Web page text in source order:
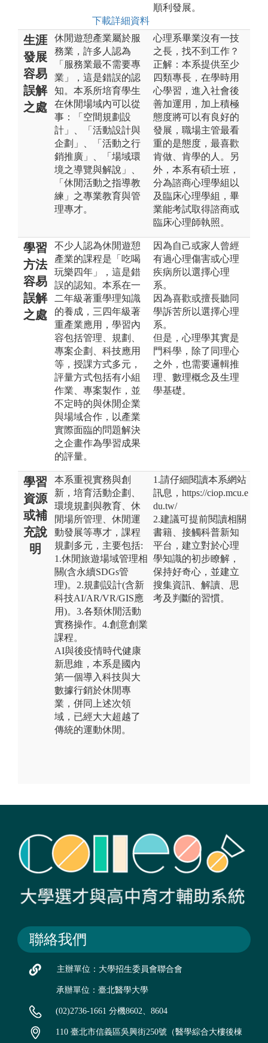
下載詳細資料
順利發展。
生涯
發展
容易
誤解
之處
休閒遊憩產業屬於服
務業，許多人認為
「服務業最不需要專
業」，這是錯誤的認
知。本系所培育學生
在休閒場域內可以從
事：「空間規劃設
計」、「活動設計與
企劃」、「活動之行
銷推廣」、「場域環
境之導覽與解說」、
「休閒活動之指導教
練」之專業教育與管
理專才。
心理系畢業沒有一技
之長，找不到工作？
正解：本系提供至少
四類專長，在學時用
心學習，進入社會後
善加運用，加上積極
態度將可以有良好的
發展，職場主管最看
重的是態度，最喜歡
肯做、肯學的人。另
外，本系有碩士班，
分為諮商心理學組以
及臨床心理學組，畢
業能考試取得諮商或
臨床心理師執照。
學習
方法
容易
誤解
之處
不少人認為休閒遊憩
產業的課程是「吃喝
玩樂四年」，這是錯
誤的認知。本系在一
二年級著重學理知識
的養成，三四年級著
重產業應用，學習內
容包括管理、規劃、
專案企劃、科技應用
等，授課方式多元，
評量方式包括有小組
作業、專案製作，並
不定時的與休閒企業
與場域合作，以產業
實際面臨的問題解決
之企畫作為學習成果
的評量。
因為自己或家人曾經
有過心理傷害或心理
疾病所以選擇心理
系。
因為喜歡或擅長聽同
學訴苦所以選擇心理
系。
但是，心理學其實是
門科學，除了同理心
之外，也需要邏輯推
理、數理概念及生理
學基礎。
學習
資源
或補
充說
明
本系重視實務與創
新，培育活動企劃、
環境規劃與教育、休
閒場所管理、休閒運
動發展等專才，課程
規劃多元，主要包括:
1.休閒旅遊場域管理相
關(含永續SDGs管
理)。2.規劃設計(含新
科技AI/AR/VR/GIS應
用)。3.各類休閒活動
實務操作。4.創意創業
課程。
AI與後疫情時代健康
新思維，本系是國內
第一個導入科技與大
數據行銷於休閒專
業，併同上述次領
域，已經大大超越了
傳統的運動休閒。
1.請仔細閱讀本系網站
訊息，https://ciop.mcu.e
du.tw/
2.建議可提前閱讀相關
書籍、接觸科普新知
平台，建立對於心理
學知識的初步瞭解，
保持好奇心，並建立
搜集資訊、解讀、思
考及判斷的習慣。
聯絡我們
主辦單位：大學招生委員會聯合會
承辦單位：臺北醫學大學
(02)2736-1661 分機8602、8604
110 臺北市信義區吳興街250號（醫學綜合大樓後棟